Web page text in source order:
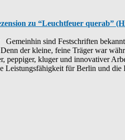
zu “Leuchtfeuer querab”
Gemeinhin sind Festschriften
der kleine, feine Träger war
peppiger, kluger und innovativer
Leistungsfähigkeit für Berlin und